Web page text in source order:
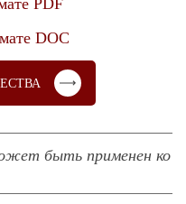
PDF
DOC
быть применен ко